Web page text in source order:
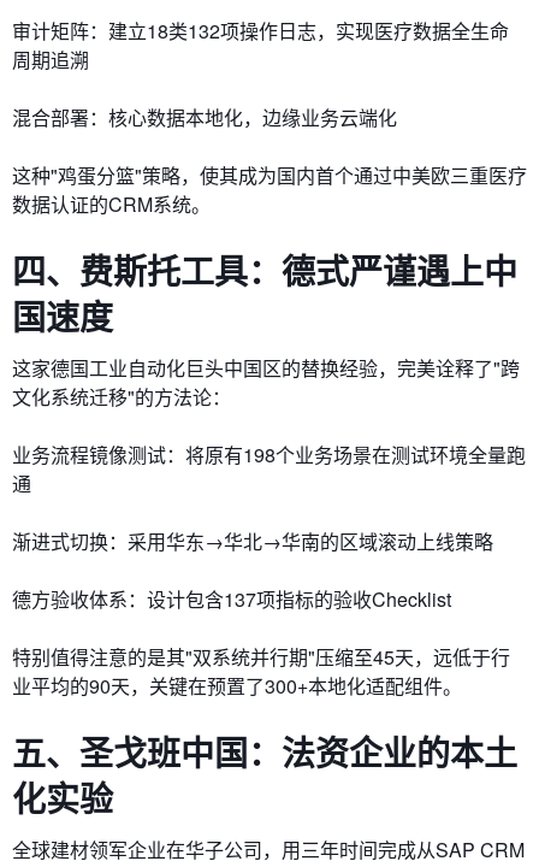
​审计矩阵：建立18类132项操作日志，实现医疗数据全生命
周期追溯
​混合部署：核心数据本地化，边缘业务云端化
这种"鸡蛋分篮"策略，使其成为国内首个通过中美欧三重医疗
数据认证的CRM系统。
四、费斯托工具：德式严谨遇上中
国速度
这家德国工业自动化巨头中国区的替换经验，完美诠释了"跨
文化系统迁移"的方法论：
​业务流程镜像测试：将原有198个业务场景在测试环境全量跑
通
​渐进式切换：采用华东→华北→华南的区域滚动上线策略
​德方验收体系：设计包含137项指标的验收Checklist
特别值得注意的是其"双系统并行期"压缩至45天，远低于行
业平均的90天，关键在预置了300+本地化适配组件。
五、圣戈班中国：法资企业的本土
化实验
全球建材领军企业在华子公司，用三年时间完成从SAP CRM